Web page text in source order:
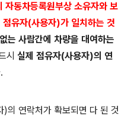
자동차등록원부상 소유자와 보
유자(사용자)가 일치하는 것
는 사람간에 차량을 대여하는
시 실제 점유자(사용자)의 연
의 연락처가 확보되면 다 된 것